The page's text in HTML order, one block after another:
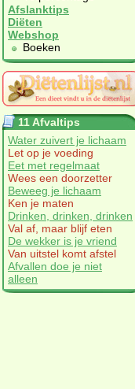
Afslanktips
Diëten
Webshop
Boeken
11 Afvaltips
Water zuivert je lichaam
Let op je voeding
Eet met regelmaat
Wees een doorzetter
Beweeg je lichaam
Ken je maten
Drinken, drinken, drinken
Val af, maar blijf eten
De wekker is je vriend
Van uitstel komt afstel
Afvallen doe je niet
alleen